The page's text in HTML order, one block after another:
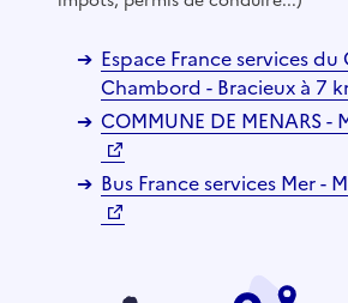
Espace France services du
Chambord - Bracieux à 7
COMMUNE DE MENARS -
Bus France services Mer -